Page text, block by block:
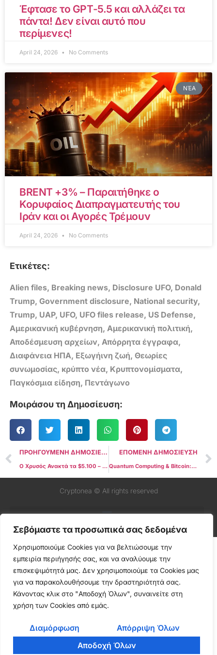
Σεβόμαστε τα προσωπικά σας δεδομένα
Χρησιμοποιούμε Cookies για να βελτιώσουμε την
εμπειρία περιήγησής σας, και να αναλύουμε την
επισκεψιμότητά μας. Δεν χρησιμοποιούμε τα Cookies μας
για να παρακολουθήσουμε την δραστηριότητά σας.
Κάνοντας κλικ στο "Αποδοχή Όλων", συναινείτε στη
χρήση των Cookies από εμάς.
Διαμόρφωση
Απόρριψη Όλων
Αποδοχή Όλων
Έφτασε το GPT-5.5 και αλλάζει τα
πάντα! Δεν είναι αυτό που
περίμενες!
April 24, 2026 No Comments
ΝΈΑ
BRENT +3% – Παραιτήθηκε ο
Κορυφαίος Διαπραγματευτής του
Ιράν και οι Αγορές Τρέμουν
April 24, 2026 No Comments
Ετικέτες:
Alien files, Breaking news, Disclosure UFO, Donald
Trump, Government disclosure, National security,
Trump, UAP, UFO, UFO files release, US Defense,
Αμερικανική κυβέρνηση, Αμερικανική πολιτική,
Αποδέσμευση αρχείων, Απόρρητα έγγραφα,
Διαφάνεια ΗΠΑ, Εξωγήινη ζωή, Θεωρίες
συνωμοσίας, κρύπτο νέα, Κρυπτονομίσματα,
Παγκόσμια είδηση, Πεντάγωνο
Μοιράσου τη Δημοσίευση:
ΠΡΟΗΓΟΥΜΕΝΗ ΔΗΜΟΣΙΕΥΣΗ
Ο Χρυσός Ανακτά τα $5.100 – Νέο Ιστορικό Σήμα ή Παγίδα για την Αγορά;
ΕΠΟΜΕΝΗ ΔΗΜΟΣΙΕΥΣΗ
Quantum Computing & Bitcoin: Εκρηκτική άνοδος στις αναζητήσεις Google – Πόσο πραγματικός είναι ο κίνδυνος;
Cryptonea © All rights reserved